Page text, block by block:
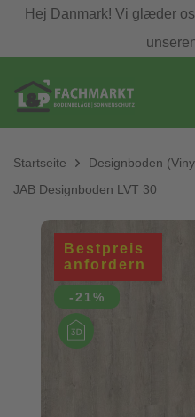
Hej Danmark! Vi glæder
Startseite Designboden
JAB Designboden LVT 30
Bestpreis
anfordern
-21%